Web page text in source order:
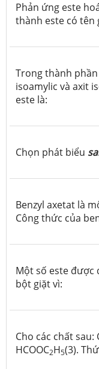
Phản ứng este
thành este có tên
Trong thành
isoamylic và axit
este là:
Chọn phát biểu
Benzyl axetat là
Công thức của
Một số este được
bột giặt vì:
Cho các chất sau:
HCOOC2H5(3).